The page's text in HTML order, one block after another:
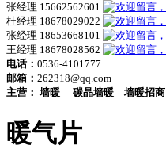
张经理 15662562601
杜经理 18678029022
张经理 18653668101
王经理 18678028562
电话： 0536-4101777
邮箱： 262318@qq.com
主营： 墙暖 碳晶墙暖 墙暖招商
暖气片